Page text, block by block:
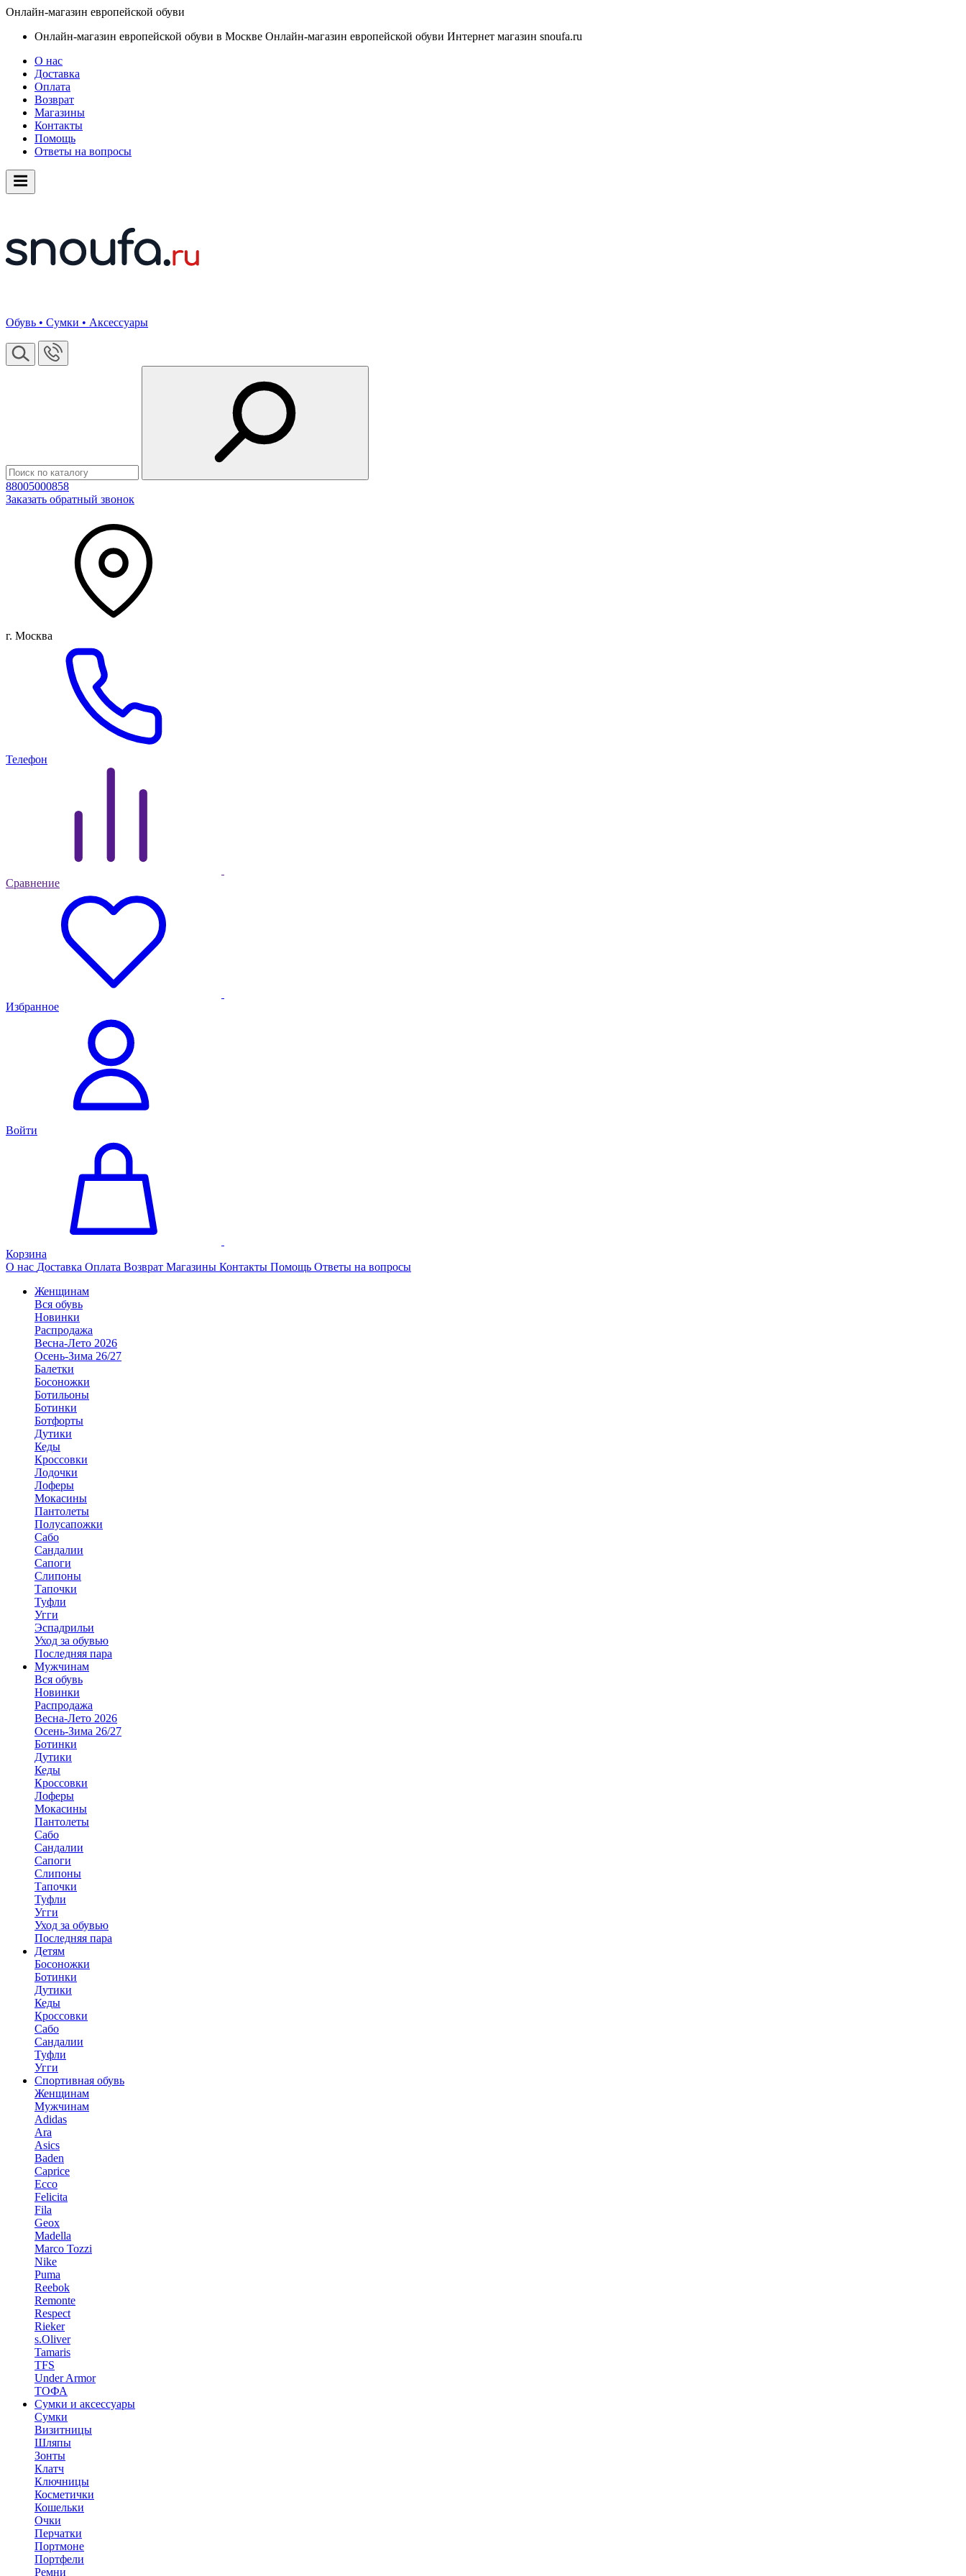
Онлайн-магазин европейской обуви
Онлайн-магазин европейской обуви в Москве Онлайн-магазин европейской обуви Интернет магазин snoufa.ru
О нас
Доставка
Оплата
Возврат
Магазины
Контакты
Помощь
Ответы на вопросы
Обувь • Сумки • Аксессуары
88005000858
Заказать обратный звонок
г. Москва
Телефон
Сравнение
Избранное
Войти
Корзина
О нас Доставка Оплата Возврат Магазины Контакты Помощь Ответы на вопросы
Женщинам
Вся обувь
Новинки
Распродажа
Весна-Лето 2026
Осень-Зима 26/27
Балетки
Босоножки
Ботильоны
Ботинки
Ботфорты
Дутики
Кеды
Кроссовки
Лодочки
Лоферы
Мокасины
Пантолеты
Полусапожки
Сабо
Сандалии
Сапоги
Слипоны
Тапочки
Туфли
Угги
Эспадрильи
Уход за обувью
Последняя пара
Мужчинам
Вся обувь
Новинки
Распродажа
Весна-Лето 2026
Осень-Зима 26/27
Ботинки
Дутики
Кеды
Кроссовки
Лоферы
Мокасины
Пантолеты
Сабо
Сандалии
Сапоги
Слипоны
Тапочки
Туфли
Угги
Уход за обувью
Последняя пара
Детям
Босоножки
Ботинки
Дутики
Кеды
Кроссовки
Сабо
Сандалии
Туфли
Угги
Спортивная обувь
Женщинам
Мужчинам
Adidas
Ara
Asics
Baden
Caprice
Ecco
Felicita
Fila
Geox
Madella
Marco Tozzi
Nike
Puma
Reebok
Remonte
Respect
Rieker
s.Oliver
Tamaris
TFS
Under Armor
ТОФА
Сумки и аксессуары
Сумки
Визитницы
Шляпы
Зонты
Клатч
Ключницы
Косметички
Кошельки
Очки
Перчатки
Портмоне
Портфели
Ремни